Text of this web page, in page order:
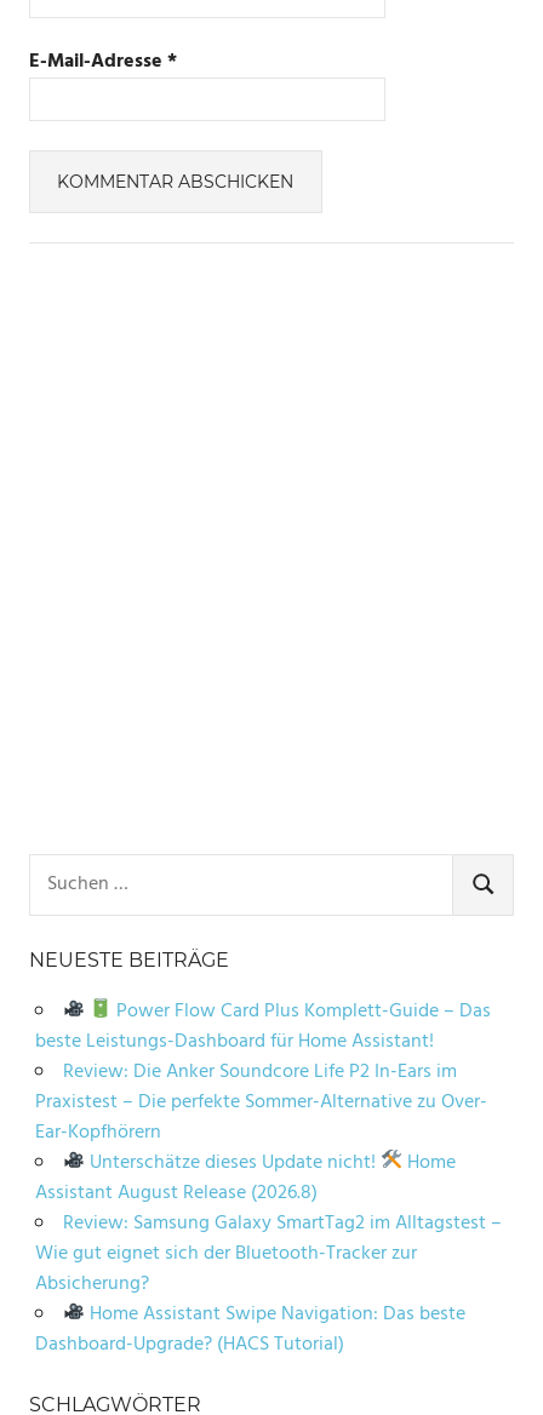
E-Mail-Adresse*
Suchen
nach:
SUCHEN
NEUESTE BEITRÄGE
Power Flow Card Plus Komplett-Guide – Das
beste Leistungs-Dashboard für Home Assistant!
Review: Die Anker Soundcore Life P2 In-Ears im
Praxistest – Die perfekte Sommer-Alternative zu Over-
Ear-Kopfhörern
Unterschätze dieses Update nicht!
Home
Assistant August Release (2026.8)
Review: Samsung Galaxy SmartTag2 im Alltagstest –
Wie gut eignet sich der Bluetooth-Tracker zur
Absicherung?
Home Assistant Swipe Navigation: Das beste
Dashboard-Upgrade? (HACS Tutorial)
SCHLAGWÖRTER